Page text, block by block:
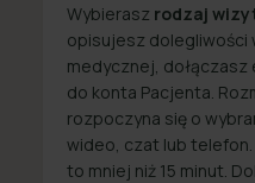
Wybierasz rodzaj
opisujesz dolegliwości
medycznej, dołączasz
do konta Pacjenta.
rozpoczyna się o
wideo, czat lub telefon.
to mniej niż 15 minut.